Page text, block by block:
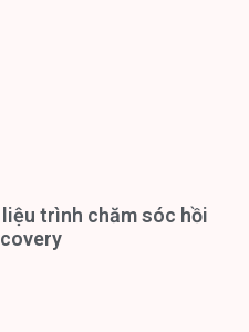
trình chăm sóc hồi